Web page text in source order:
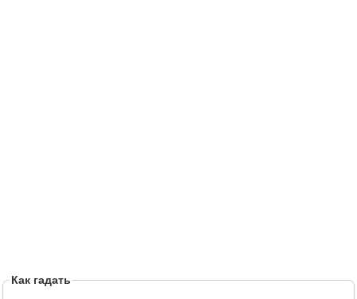
Как гадать